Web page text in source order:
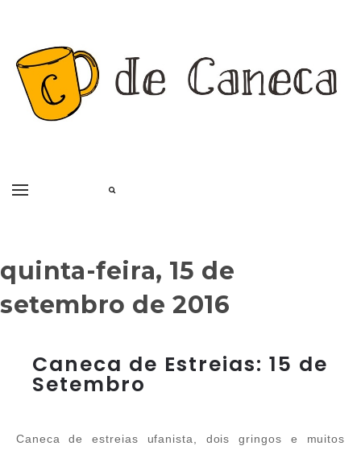
quinta-feira, 15 de
setembro de 2016
Caneca de Estreias: 15 de
Setembro
Caneca de estreias ufanista, dois gringos e muitos